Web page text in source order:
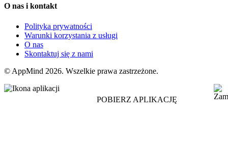
O nas i kontakt
Polityka prywatności
Warunki korzystania z usługi
O nas
Skontaktuj się z nami
© AppMind 2026. Wszelkie prawa zastrzeżone.
POBIERZ APLIKACJĘ